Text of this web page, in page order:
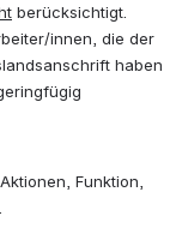
berücksichtigt.
haben
Funktion,